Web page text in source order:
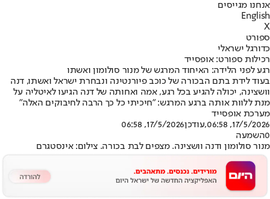
אנחנו מגייסים
English
X
ספורט
כדורגל ישראלי
רכילות ספורט: אופסייד
רגע לפני הלידה: האיחוד המרגש של מנור סולומון ואשתו
בעוד לידת בתם הבכורה של כוכב פיורנטינה ונבחרת ישראל ואשתו, דנה
וושצינה, יכולה להגיע בכל רגע, אמה ואחותה של דנה הגיעו לאיטליה על
מנת ללוות אותה ברגע המרגש: ״חיכיתי כל כך הרבה לחיבוקים האלה״
מערכת אופסייד
17/5/2026, 06:58
,עודכן17/5/2026, 06:58
0השמעה
מנור סולומון ודנה וושצינה. מצפים לבת בכורה. צילום: אינסטגרם